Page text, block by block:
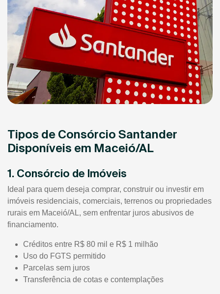
Tipos de Consórcio Santander
Disponíveis em Maceió/AL
1. Consórcio de Imóveis
Ideal para quem deseja comprar, construir ou investir em
imóveis residenciais, comerciais, terrenos ou propriedades
rurais em Maceió/AL, sem enfrentar juros abusivos de
financiamento.
Créditos entre R$ 80 mil e R$ 1 milhão
Uso do FGTS permitido
Parcelas sem juros
Transferência de cotas e contemplações